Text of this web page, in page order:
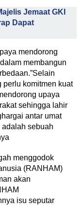
Jemaat GKI
Dapat
mendorong
membangun
perlu komitmen kuat
upaya
sehingga lahir
antar umat
sebuah
menggodok
(RANHAM)
akan
isu seputar